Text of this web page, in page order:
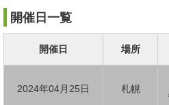
開催日一覧
開催日 場所
2024年04月25日 札幌